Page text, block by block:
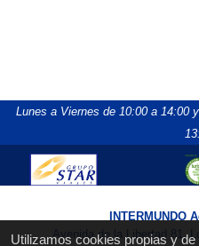
Utilizamos cookies propias y
Lunes a Viernes de 10:00 a 14:00
INTERMUNDO
Avenida de la Libertad 81,